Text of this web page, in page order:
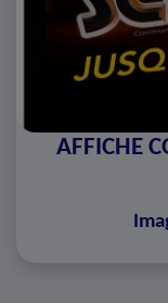
AFFICHE